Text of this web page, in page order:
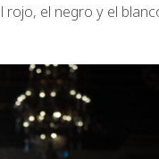
rojo, el negro y el